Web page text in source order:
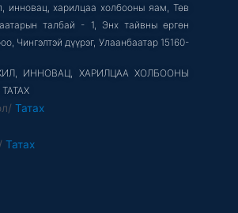
инновац, харилцаа холбооны яам, Төв
талбай - 1, Энх тайвны өргөн
Чингэлтэй дүүрэг, Улаанбаатар 15160-
ИННОВАЦ, ХАРИЛЦАА ХОЛБООНЫ
Татах
Татах